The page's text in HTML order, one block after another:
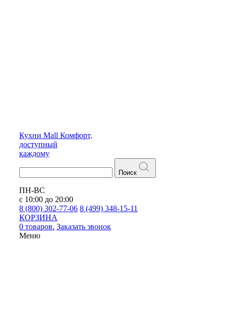
Кухни Mall Комфорт,
доступный
каждому
Поиск
ПН-ВС
с 10:00 до 20:00
8 (800) 302-77-06 8 (499) 348-15-11
КОРЗИНА
0 товаров. Заказать звонок
Меню